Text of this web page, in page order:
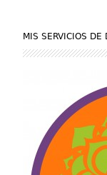
MIS SERVICIOS DE